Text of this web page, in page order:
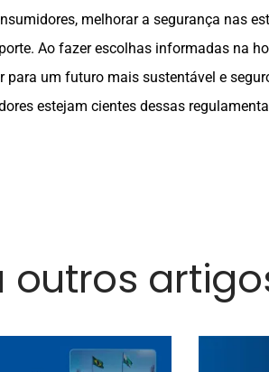
melhorar a segurança nas
Ao fazer escolhas informadas na
um futuro mais sustentável e
estejam cientes dessas
outros